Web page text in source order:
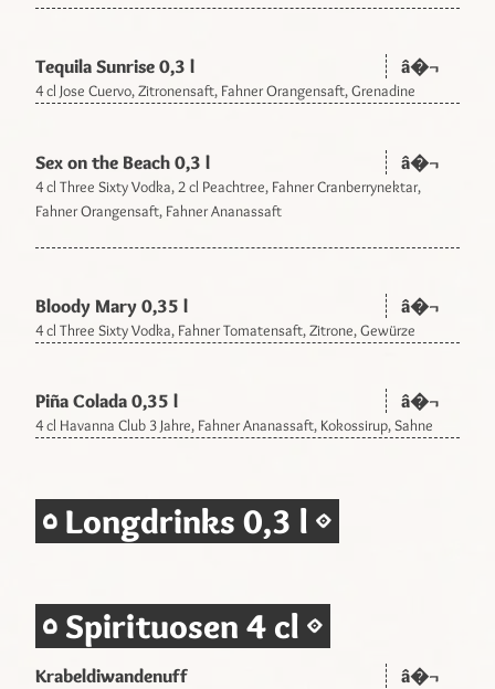
Tequila Sunrise 0,3 l â�¬
4 cl Jose Cuervo, Zitronensaft, Fahner Orangensaft, Grenadine
Sex on the Beach 0,3 l â�¬
4 cl Three Sixty Vodka, 2 cl Peachtree, Fahner Cranberrynektar,
Fahner Orangensaft, Fahner Ananassaft
Bloody Mary 0,35 l â�¬
4 cl Three Sixty Vodka, Fahner Tomatensaft, Zitrone, Gewürze
Piña Colada 0,35 l â�¬
4 cl Havanna Club 3 Jahre, Fahner Ananassaft, Kokossirup, Sahne
Longdrinks 0,3 l
Spirituosen 4 cl
Krabeldiwandenuff â�¬